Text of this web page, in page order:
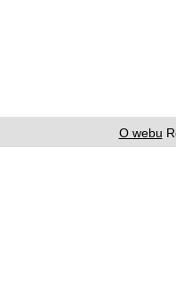
O webu